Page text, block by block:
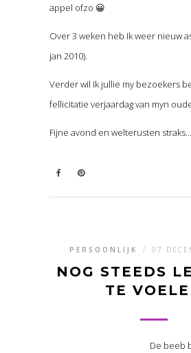
appel ofzo 😀
Over 3 weken heb Ik weer nieuw
jan 2010).
Verder wil Ik jullie my bezoekers
fellicitatie verjaardag van myn
Fijne avond en welterusten
PERSOONLIJK / 07
NOG STEEDS
TE
De beeb